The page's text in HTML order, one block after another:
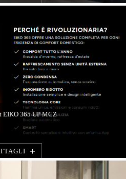
EIKO 365 UP MCZ